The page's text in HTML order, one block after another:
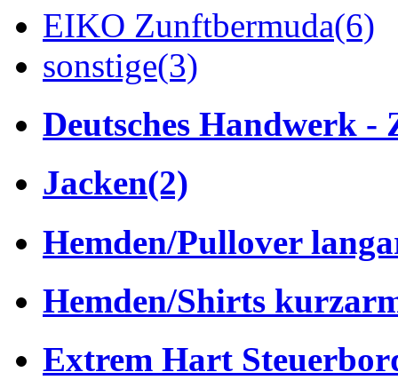
EIKO Zunftbermuda(6)
sonstige(3)
Deutsches Handwerk -
Jacken(2)
Hemden/Pullover
Hemden/Shirts
Extrem Hart